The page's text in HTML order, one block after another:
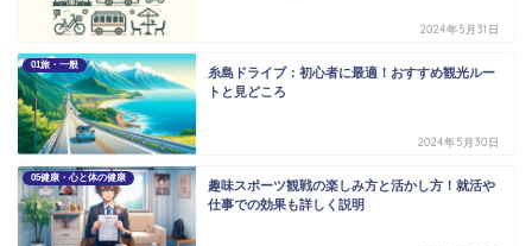
2024年5月31日
01旅・一般
糸島ドライブ：初心者に最適！おすすめ観光ルー
トと見どころ
2024年5月30日
05健康・心と体の健康
趣味スポーツ観戦の楽しみ方と活かし方！就活や
仕事での効果も詳しく説明